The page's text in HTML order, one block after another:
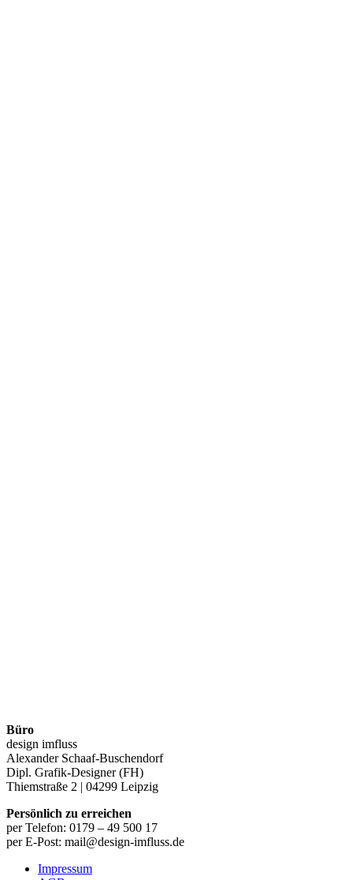
Büro
design imfluss
Alexander Schaaf-Buschendorf
Dipl. Grafik-Designer (FH)
Thiemstraße 2 | 04299 Leipzig
Persönlich zu erreichen
per Telefon: 0179 – 49 500 17
per E-Post: mail@design-imfluss.de
Impressum